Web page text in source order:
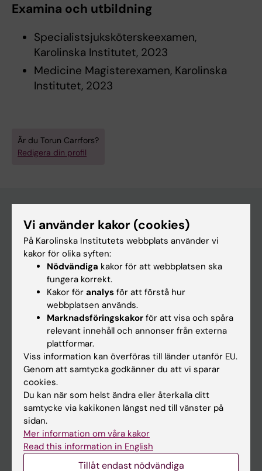
Examina och utbildning
Specialistsjuksköterskeexamen,
Karolinska Institutet, 2023
Medicine Magisterexamen, Karolinska
Institutet, 2023
Är du Torun Carrfors?
Redigera din profil
Huvudmeny
Utbildning
Forskarutbildning
Forskning
Nyheter
Kalender
Student
Ladok
Canvas
Vi använder kakor (cookies)
På Karolinska Institutets webbplats använder vi
kakor för olika syften:
Nödvändiga kakor för att webbplatsen ska
fungera korrekt.
Kakor för analys för att förstå hur
webbplatsen används.
Marknadsföringskakor för att visa och spåra
relevant innehåll och annonser från externa
plattformar.
Viss information kan överföras till länder utanför EU.
Genom att samtycka godkänner du att vi sparar
cookies.
Du kan när som helst ändra eller återkalla ditt
samtycke via kakikonen längst ned till vänster på
sidan.
Mer information om våra kakor
Read this information in English
Tillåt endast nödvändiga